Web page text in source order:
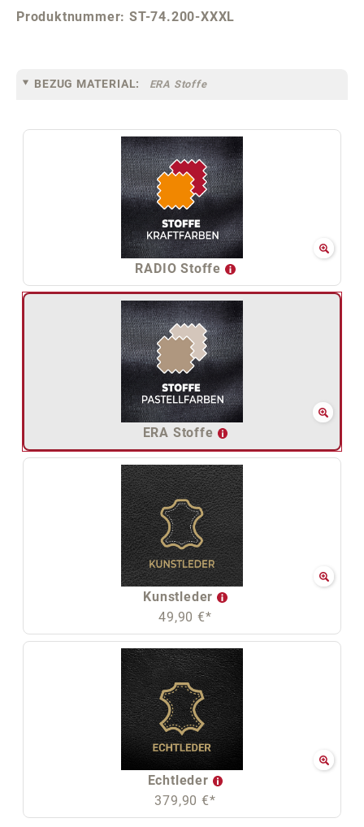
Produktnummer:ST-74.200-XXXL
BEZUG MATERIAL: ERA Stoffe
RADIO Stoffe
ERA Stoffe
Kunstleder
49,90 €*
Echtleder
379,90 €*